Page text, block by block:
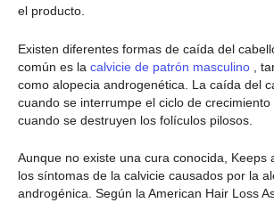
el producto.
Existen diferentes formas de caída del
común es la calvicie de patrón masculino ,
como alopecia androgenética. La caída del
cuando se interrumpe el ciclo de
cuando se destruyen los folículos pilosos.
Aunque no existe una cura conocida, Keeps
los síntomas de la calvicie causados por la
androgénica. Según la American Hair Loss